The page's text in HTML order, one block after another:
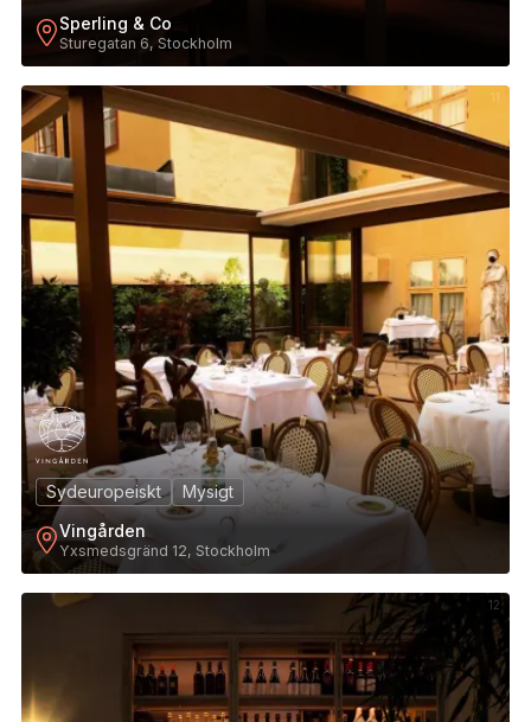
Sperling & Co
Sturegatan 6, Stockholm
11
Sydeuropeiskt
Mysigt
Vingården
Yxsmedsgränd 12, Stockholm
12